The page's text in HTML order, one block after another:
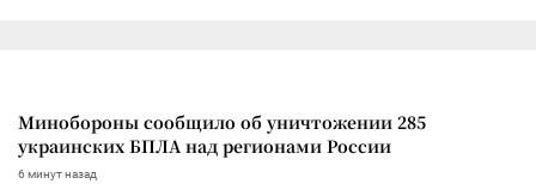
Минобороны сообщило об уничтожении 285
украинских БПЛА над регионами России
6 минут назад